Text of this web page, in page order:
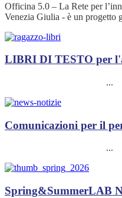
Officina 5.0 – La Rete per
Venezia Giulia - è un progetto
LIBRI DI TESTO per
...
Comunicazioni per il
...
Spring&SummerLAB